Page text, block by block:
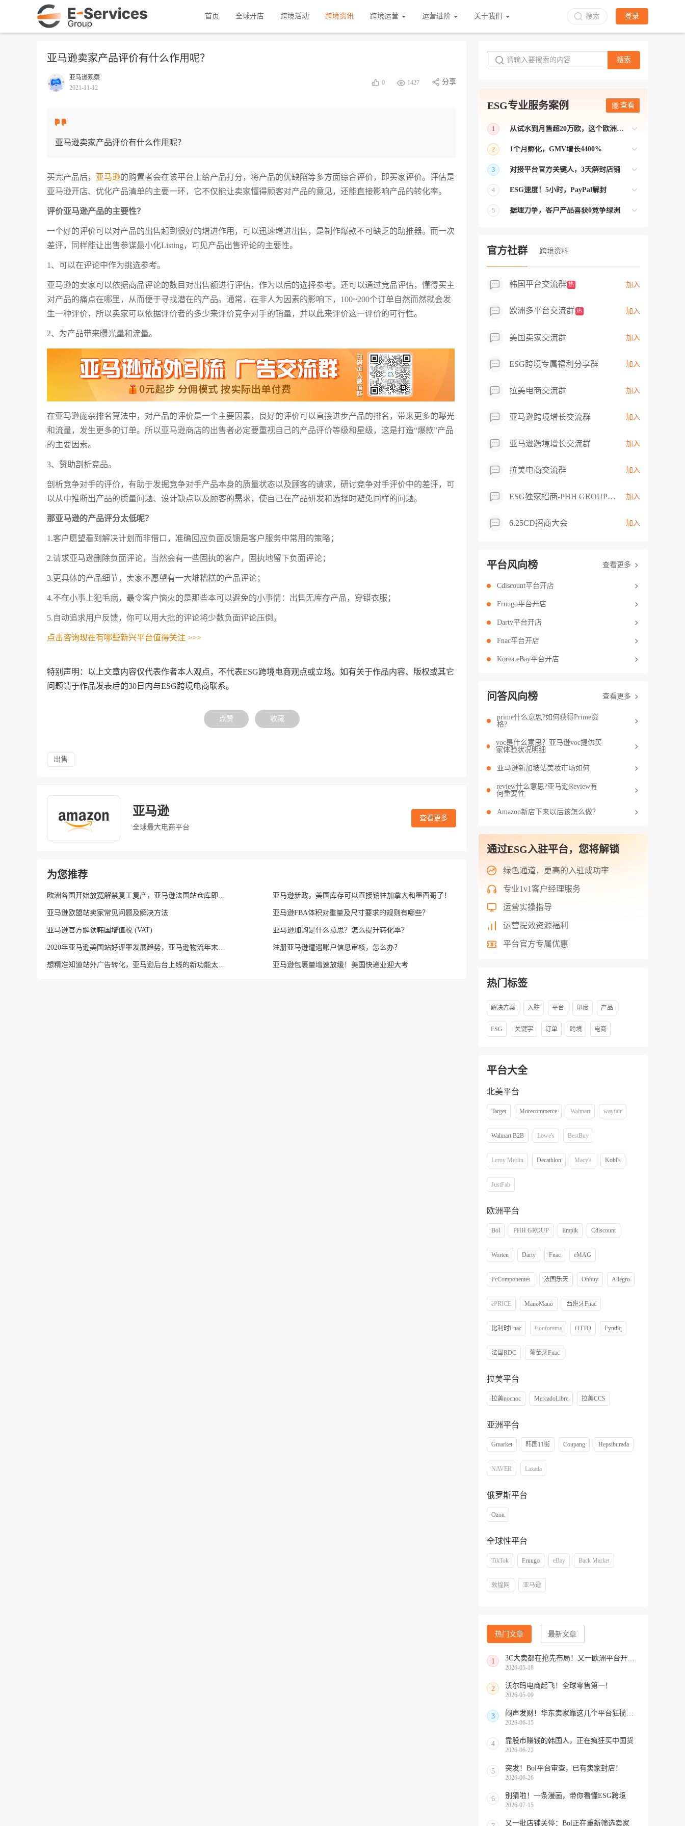
首页 全球开店 跨境活动 跨境资讯 跨境运营 运营进阶 关于我们 搜索 登录
亚马逊卖家产品评价有什么作用呢？
亚马逊观察
2021-11-12
0 1427 分享
亚马逊卖家产品评价有什么作用呢？
买完产品后， 亚马逊的购置者会在该平台上给产品打分，将产品的优缺陷等多方面综合评价，即买家评价。评估是
亚马逊开店、优化产品清单的主要一环，它不仅能让卖家懂得顾客对产品的意见，还能直接影响产品的转化率。
评价亚马逊产品的主要性？
一个好的评价可以对产品的出售起到很好的增进作用，可以迅速增进出售，是制作爆款不可缺乏的助推器。而一次
差评，同样能让出售参谋最小化Listing，可见产品出售评论的主要性。
1、可以在评论中作为挑选参考。
亚马逊的卖家可以依据商品评论的数目对出售额进行评估，作为以后的选择参考。还可以通过竞品评估，懂得买主
对产品的痛点在哪里，从而便于寻找潜在的产品。通常，在非人为因素的影响下，100~200个订单自然而然就会发
生一种评价，所以卖家可以依据评价者的多少来评价竞争对手的销量，并以此来评价这一评价的可行性。
2、为产品带来曝光量和流量。
在亚马逊庞杂排名算法中，对产品的评价是一个主要因素，良好的评价可以直接进步产品的排名，带来更多的曝光
和流量，发生更多的订单。所以亚马逊商店的出售者必定要重视自己的产品评价等级和星级，这是打造“爆款”产品
的主要因素。
3、赞助剖析竞品。
剖析竞争对手的评价，有助于发掘竞争对手产品本身的质量状态以及顾客的请求，研讨竞争对手评价中的差评，可
以从中推断出产品的质量问题、设计缺点以及顾客的需求，使自己在产品研发和选择时避免同样的问题。
那亚马逊的产品评分太低呢？
1.客户愿望看到解决计划而非借口，准确回应负面反馈是客户服务中常用的策略；
2.请求亚马逊删除负面评论，当然会有一些固执的客户，固执地留下负面评论；
3.更具体的产品细节，卖家不愿望有一大堆糟糕的产品评论；
4.不在小事上犯毛病，最令客户恼火的是那些本可以避免的小事情：出售无库存产品，穿错衣服；
5.自动追求用户反馈，你可以用大批的评论将少数负面评论压倒。
点击咨询现在有哪些新兴平台值得关注 >>>
特别声明：以上文章内容仅代表作者本人观点，不代表ESG跨境电商观点或立场。如有关于作品内容、版权或其它
问题请于作品发表后的30日内与ESG跨境电商联系。
点赞 收藏
出售
亚马逊
全球最大电商平台
查看更多
为您推荐
欧洲各国开始放宽解禁复工复产，亚马逊法国站仓库即将解封 亚马逊新政，美国库存可以直接销往加拿大和墨西哥了！
亚马逊欧盟站卖家常见问题及解决方法 亚马逊FBA体积对重量及尺寸要求的规则有哪些？
亚马逊官方解读韩国增值税 (VAT) 亚马逊加购是什么意思？怎么提升转化率？
2020年亚马逊美国站好评率发展趋势，亚马逊物流年末旺季表现出色 注册亚马逊遭遇账户信息审核，怎么办？
想精准知道站外广告转化，亚马逊后台上线的新功能太炸了 亚马逊包裹量增速放缓！美国快递业迎大考
搜索
ESG专业服务案例 查看
1
从试水到月售超20万欧，这个欧洲本土平台被低估了
2
1个月孵化，GMV增长4400%
业】 >> Gmarket卖家店铺经过ESG跨境客
3
对接平台官方关键人，3天解封店铺
跨境帮我解决了韩国平台店铺异常问题
4
ESG速度！5小时，PayPal解封
ESG拥有Paypal支付和Onbuy平台双绿通道
5
据理力争，客户产品喜获0竞争绿洲
取机会，卖家成功上架市场热卖而平台稀
缺产品，拓展了西班牙新商机！
官方社群 跨境资料
韩国平台交流群 热 加入
欧洲多平台交流群 热 加入
美国卖家交流群 加入
ESG跨境专属福利分享群 加入
拉美电商交流群 加入
亚马逊跨境增长交流群 加入
亚马逊跨境增长交流群 加入
拉美电商交流群 加入
ESG独家招商-PHH GROUP卖家交流群 加入
6.25CD招商大会 加入
平台风向榜 查看更多
Cdiscount平台开店
Fruugo平台开店
Darty平台开店
Fnac平台开店
Korea eBay平台开店
问答风向榜 查看更多
prime什么意思?如何获得Prime资
格?
voc是什么意思？亚马逊voc提供买
家体验状况明细
亚马逊新加坡站美妆市场如何
review什么意思?亚马逊Review有
何重要性
Amazon新店下来以后该怎么做？
通过ESG入驻平台，您将解锁
绿色通道，更高的入驻成功率
专业1v1客户经理服务
运营实操指导
运营提效资源福利
平台官方专属优惠
热门标签
解决方案 入驻 平台 印度 产品
ESG 关键字 订单 跨境 电商
平台大全
北美平台
Target Morecommerce Walmart wayfair
Walmart B2B Lowe's BestBuy
Leroy Merlin Decathlon Macy's Kohl's
JustFab
欧洲平台
Bol PHH GROUP Empik Cdiscount
Worten Darty Fnac eMAG
PcComponentes 法国乐天 Onbuy Allegro
ePRICE ManoMano 西班牙Fnac
比利时Fnac Conforama OTTO Fyndiq
法国RDC 葡萄牙Fnac
拉美平台
拉美nocnoc MercadoLibre 拉美CCS
亚洲平台
Gmarket 韩国11街 Coupang Hepsiburada
NAVER Lazada
俄罗斯平台
Ozon
全球性平台
TikTok Fruugo eBay Back Market
敦煌网 亚马逊
热门文章 最新文章
1 3C大卖都在抢先布局！又一欧洲平台开放中国招商
2026-05-18
2 沃尔玛电商起飞！全球零售第一！
2026-05-09
3 闷声发财！华东卖家靠这几个平台狂揽北美订单，华南机会来了！
2026-06-15
4 靠股市赚钱的韩国人，正在疯狂买中国货
2026-06-22
5 突发！Bol平台审查，已有卖家封店！
2026-06-26
6 别猜啦！一条漫画，带你看懂ESG跨境
2026-07-15
又一批店铺关停：Bol正在重新筛选卖家